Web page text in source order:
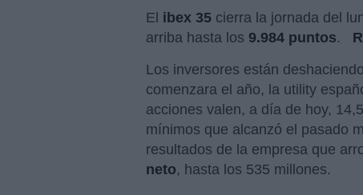
El ibex 35 cierra la jornada del
arriba hasta los 9.984 puntos.
Los inversores están
comenzara el año, la utility
acciones valen, a día de hoy,
mínimos que alcanzó el pasado
resultados de la empresa que
neto, hasta los 535 millones.